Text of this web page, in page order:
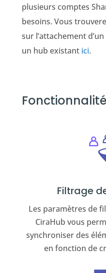
plusieurs comptes
besoins. Vous
sur l’attachement
un hub existant ici.
Filtrage
Les paramètres de
CiraHub vous
synchroniser des
en fonction de